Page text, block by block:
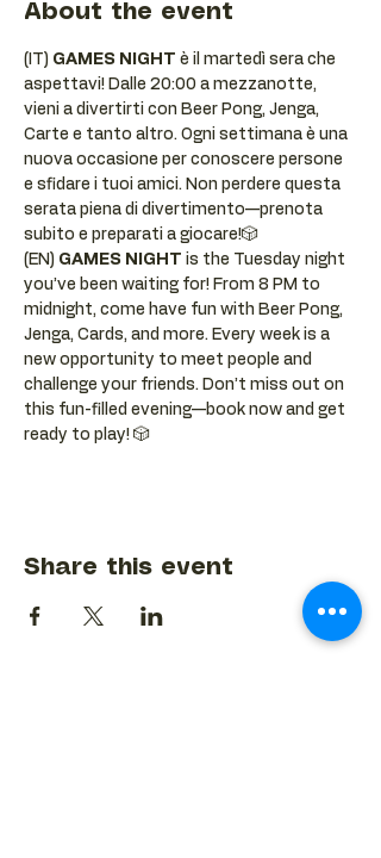
About the event
(IT) GAMES NIGHT è il martedì sera che
aspettavi! Dalle 20:00 a mezzanotte,
vieni a divertirti con Beer Pong, Jenga,
Carte e tanto altro. Ogni settimana è una
nuova occasione per conoscere persone
e sfidare i tuoi amici. Non perdere questa
serata piena di divertimento—prenota
subito e preparati a giocare!🎲
(EN) GAMES NIGHT is the Tuesday night
you’ve been waiting for! From 8 PM to
midnight, come have fun with Beer Pong,
Jenga, Cards, and more. Every week is a
new opportunity to meet people and
challenge your friends. Don’t miss out on
this fun-filled evening—book now and get
ready to play! 🎲
Share this event